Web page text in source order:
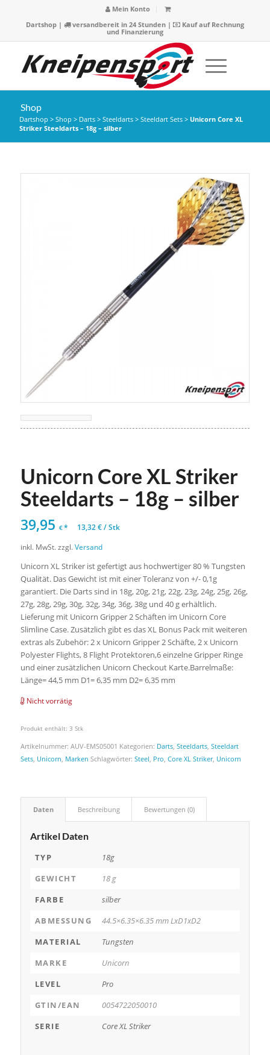
Mein Konto
Dartshop| versandbereit in 24 Stunden |
Kauf auf Rechnung
und Finanzierung
Shop
Dartshop > Shop > Darts> Steeldarts> Steeldart Sets> Unicorn Core XL
Striker Steeldarts – 18g – silber
Unicorn Core XL Striker
Steeldarts – 18g – silber
39,95 €* 13,32€/Stk
inkl. MwSt. zzgl. Versand
Unicorn XL Striker ist gefertigt aus hochwertiger 80 % Tungsten
Qualität. Das Gewicht ist mit einer Toleranz von +/- 0,1g
garantiert. Die Darts sind in 18g, 20g, 21g, 22g, 23g, 24g, 25g, 26g,
27g, 28g, 29g, 30g, 32g, 34g, 36g, 38g und 40 g erhältlich.
Lieferung mit Unicorn Gripper 2 Schäften im Unicorn Core
Slimline Case. Zusätzlich gibt es das XL Bonus Pack mit weiteren
extras als Zubehör: 2 x Unicorn Gripper 2 Schäfte, 2 x Unicorn
Polyester Flights, 8 Flight Protektoren,6 einzelne Gripper Ringe
und einer zusätzlichen Unicorn Checkout Karte.Barrelmaße:
Länge= 44,5 mm D1= 6,35 mm D2= 6,35 mm
Nicht vorrätig
Produkt enthält: 3 Stk
Artikelnummer: AUV-EMS05001 Kategorien: Darts, Steeldarts, Steeldart
Sets, Unicorn Marken Schlagwörter: Steel Pro Core XL Striker, Unicorn
Daten Beschreibung Bewertungen (0)
Artikel Daten
TYP
18g
GEWICHT
18 g
FARBE
silber
ABMESSUNG
44.5×6.35×6.35 mm LxD1xD2
MATERIAL
Tungsten
MARKE
Unicorn
LEVEL
Pro
GTIN/EAN
0054722050010
SERIE
Core XL Striker